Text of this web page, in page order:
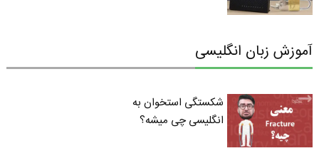
آموزش زبان انگلیسی
شکستگی استخوان به
انگلیسی چی میشه؟